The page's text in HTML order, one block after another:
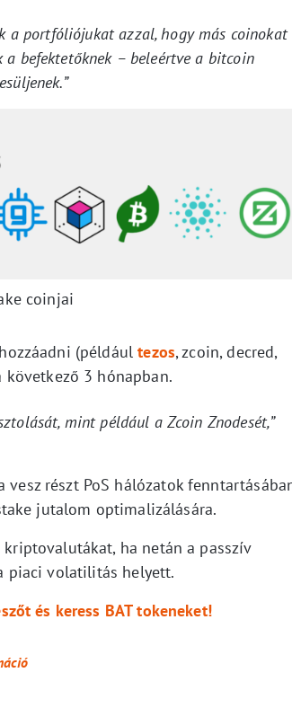
a portfóliójukat azzal, hogy más coinokat
a befektetőknek – beleértve a bitcoin
coinjai
(példáultezos, zcoin, decred,
3 hónapban.
mint például a Zcoin Znodesét,”
részt PoS hálózatok
jutalom optimalizálására.
ha netán a passzív
piaci volatilitás helyett.
és keress BAT tokeneket!